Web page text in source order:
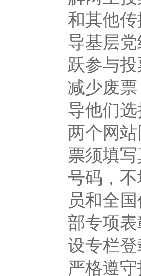
和其他
导基层
跃参与
减少废
导他们
两个网
票须填
号码，
员和全
部专项
设专栏
严格遵